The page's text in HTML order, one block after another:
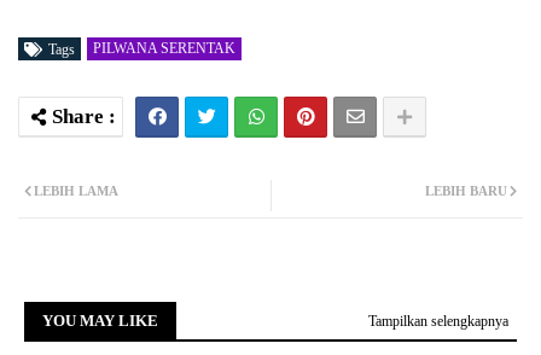
Tags PILWANA SERENTAK
LEBIH BARU
LEBIH LAMA
YOU MAY LIKE Tampilkan selengkapnya